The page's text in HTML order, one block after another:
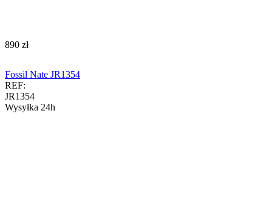
‍890‍ zł
Fossil Nate JR1354
REF:
JR1354
Wysyłka 24h